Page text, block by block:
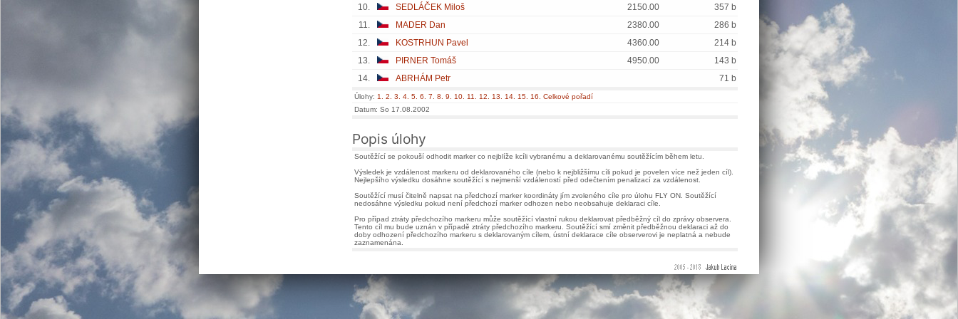
10. SEDLÁČEK Miloš 2150.00
357 b
11.
MADER Dan 2380.00
286 b
12.
KOSTRHUN Pavel 4360.00
214 b
13.
PIRNER Tomáš 4950.00
143 b
14.
ABRHÁM Petr 71 b
Úlohy: 1. 2. 3. 4. 5. 6. 7. 8. 9. 10. 11. 12. 13. 14. 15. 16.
Celkové pořadí
Datum: So 17.08.2002
Popis úlohy
Soutěžící se pokouší odhodit marker co nejblíže kcíli vybranému a deklarovanému soutěžícím během letu.
Výsledek je vzdálenost markeru od deklarovaného cíle (nebo k nejbližšímu cíli pokud je povelen více než jeden cíl).
Nejlepšího výsledku dosáhne soutěžící s nejmenší vzdáleností před odečtením penalizací za vzdálenost.
Soutěžící musí čitelně napsat na předchozí marker koordináty jím zvoleného cíle pro úlohu FLY ON. Soutěžící
nedosáhne výsledku pokud není předchozí marker odhozen nebo neobsahuje deklaraci cíle.
Pro případ ztráty předchozího markeru může soutěžící vlastní rukou deklarovat předběžný cíl do zprávy observera.
Tento cíl mu bude uznán v případě ztráty předchozího markeru. Soutěžící smí změnit předběžnou deklaraci až do
doby odhození předchozího markeru s deklarovaným cílem, ústní deklarace cíle observerovi je neplatná a nebude
zaznamenána.